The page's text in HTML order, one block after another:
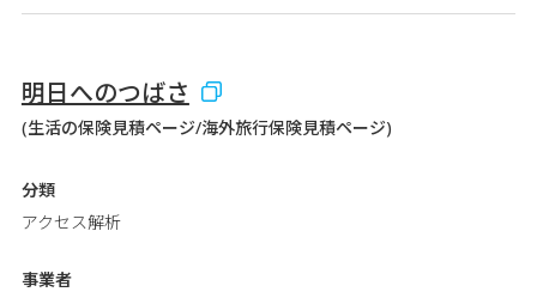
明日へのつばさ
(生活の保険見積ページ/海外旅行保険見積ページ)
分類
アクセス解析
事業者